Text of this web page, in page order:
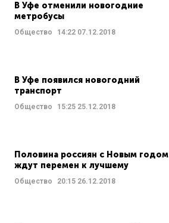
В Уфе отменили новогодние
метробусы
Общество 14:22 07.12.2018
В Уфе появился новогодний
транспорт
Общество 15:25 25.12.2018
Половина россиян с Новым годом
ждут перемен к лучшему
Общество 20:15 26.12.2018